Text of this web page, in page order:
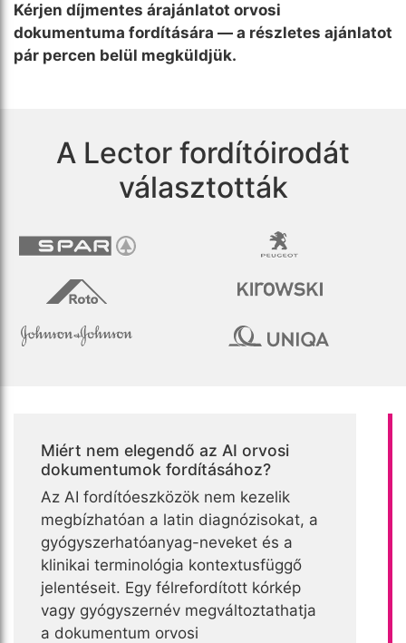
Kérjen díjmentes árajánlatot orvosi
dokumentuma fordítására — a részletes ajánlatot
pár percen belül megküldjük.
A Lector fordítóirodát
választották
Miért nem elegendő az AI orvosi
dokumentumok fordításához?
Az AI fordítóeszközök nem kezelik
megbízhatóan a latin diagnózisokat, a
gyógyszerhatóanyag-neveket és a
klinikai terminológia kontextusfüggő
jelentéseit. Egy félrefordított kórkép
vagy gyógyszernév megváltoztathatja
a dokumentum orvosi